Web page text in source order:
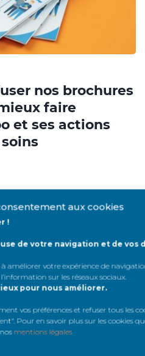
aux cookies
!
de votre navigation et de vos
à améliorer votre expérience de
sur les réseaux sociaux.
pour nous améliorer.
vos préférences et refuser tous les
Pour en savoir plus sur les cookies
mentions légales
nos brochures
faire
et ses actions
EN SAVOIR PLUS
évènement.
RECHERCHE